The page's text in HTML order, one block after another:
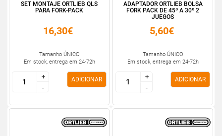
SET MONTAJE ORTLIEB QLS
PARA FORK-PACK
16,30€
Tamanho ÚNICO
Em stock, entrega em 24-72h
+
-
+
-
ADICIONAR
ADAPTADOR ORTLIEB BOLSA
FORK PACK DE 45º A 30º 2
JUEGOS
5,60€
Tamanho ÚNICO
Em stock, entrega em 24-72h
+
-
+
-
ADICIONAR